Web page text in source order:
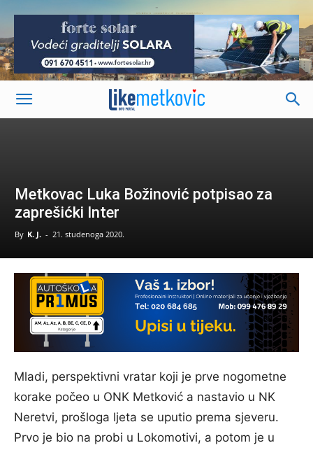
-
Metkovac Luka Božinović potpisao za
zaprešićki Inter
By K. J. - 21. studenoga 2020.
Mladi, perspektivni vratar koji je prve nogometne
korake počeo u ONK Metković a nastavio u NK
Neretvi, prošloga ljeta se uputio prema sjeveru.
Prvo je bio na probi u Lokomotivi, a potom je u